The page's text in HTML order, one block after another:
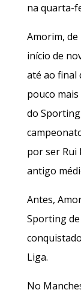
na quarta-
Amorim, de
início de
até ao final
pouco
do
por ser Rui
antigo
Antes,
Sporting
Liga.
No